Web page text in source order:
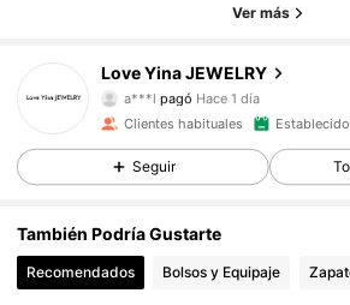
Ver más
Love Yina JEWELRY
120K Seguidores
4.92
120K Seguidores
a***l pagó Hace 1 día
120K Seguidores
4.92
Clientes habituales
Seguir
También Podría Gustarte
Recomendados Bolsos y Equipaje